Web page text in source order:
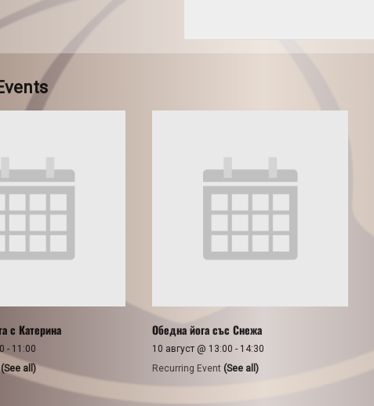
с Катерина
- 11:00
(See all)
Обедна йога със Снежа
10 август @ 13:00 - 14:30
Recurring Event (See all)